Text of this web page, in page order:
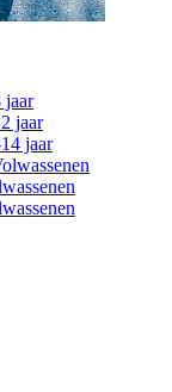
jaar
jaar
jaar